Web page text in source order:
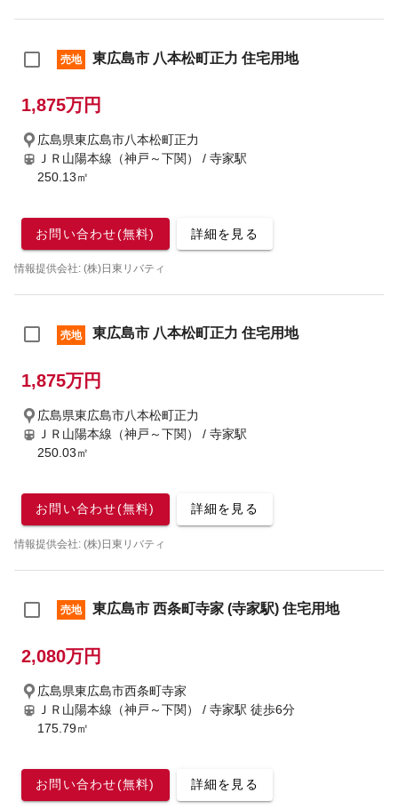
売地 東広島市 八本松町正力 住宅用地
1,875万円
広島県東広島市八本松町正力
ＪＲ山陽本線（神戸～下関） / 寺家駅
250.13㎡
お問い合わせ(無料) 詳細を見る
情報提供会社: (株)日東リバティ
売地 東広島市 八本松町正力 住宅用地
1,875万円
広島県東広島市八本松町正力
ＪＲ山陽本線（神戸～下関） / 寺家駅
250.03㎡
お問い合わせ(無料) 詳細を見る
情報提供会社: (株)日東リバティ
売地 東広島市 西条町寺家 (寺家駅) 住宅用地
2,080万円
広島県東広島市西条町寺家
ＪＲ山陽本線（神戸～下関） / 寺家駅 徒歩6分
175.79㎡
お問い合わせ(無料) 詳細を見る